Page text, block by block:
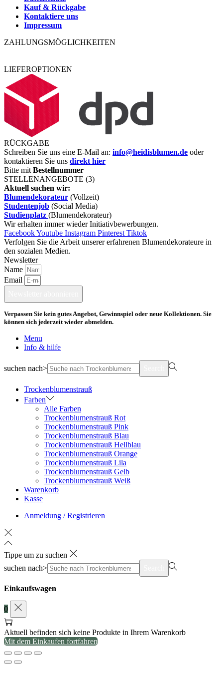
Kauf & Rückgabe
Kontaktiere uns
Impressum
ZAHLUNGSMÖGLICHKEITEN
LIEFEROPTIONEN
RÜCKGABE
Schreiben Sie uns eine E-Mail an: info@heidisblumen.de oder
kontaktieren Sie uns direkt hier
Bitte mit Bestellnummer
STELLENANGEBOTE (3)
Aktuell suchen wir:
Blumendekorateur (Vollzeit)
Studentenjob (Social Media)
Studienplatz (Blumendekorateur)
Wir erhalten immer wieder Initiativbewerbungen.
FacebookYoutube Instagram Pinterest Tiktok
Verfolgen Sie die Arbeit unserer erfahrenen Blumendekorateure in
den sozialen Medien.
Newsletter
Name
Email
Verpassen Sie kein gutes Angebot, Gewinnspiel oder neue Kollektionen. Sie
können sich jederzeit wieder abmelden.
Menu
Info & hilfe
suchen nach>
Trockenblumenstrauß
Farben
Alle Farben
Trockenblumenstrauß Rot
Trockenblumenstrauß Pink
Trockenblumenstrauß Blau
Trockenblumenstrauß Hellblau
Trockenblumenstrauß Orange
Trockenblumenstrauß Lila
Trockenblumenstrauß Gelb
Trockenblumenstrauß Weiß
Warenkorb
Kasse
Anmeldung / Registrieren
Tippe um zu suchen
suchen nach>
Einkaufswagen
0
Aktuell befinden sich keine Produkte in Ihrem Warenkorb
Mit dem Einkaufen fortfahren